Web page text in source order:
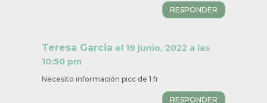
RESPONDER
Teresa Garcia el 19 junio, 2022 a las
10:50 pm
Necesito información picc de 1 fr
RESPONDER